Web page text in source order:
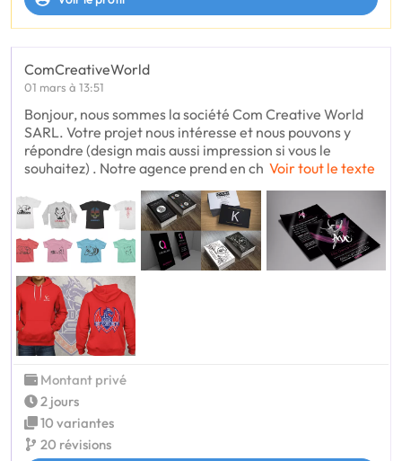
ComCreativeWorld
01 mars à 13:51
Bonjour, nous sommes la société Com Creative World
SARL. Votre projet nous intéresse et nous pouvons y
répondre (design mais aussi impression si vous le
souhaitez) . Notre agence prend en ch Voir tout le texte
Montant privé
2 jours
10 variantes
20 révisions